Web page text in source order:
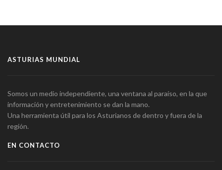
ASTURIAS MUNDIAL
Somos un medio independiente, una ventana al paraíso, en la que
información y entretenimiento se dan la mano.
Una herramienta útil para los Asturianos de dentro y fuera de la
región.
EN CONTACTO